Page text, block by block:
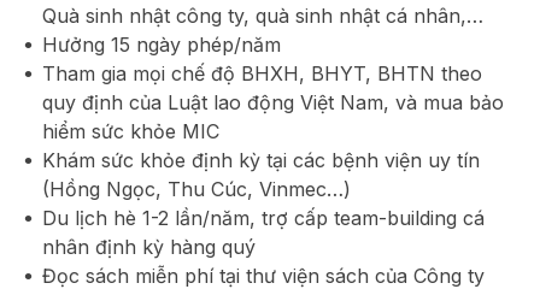
Quà sinh nhật công ty, quà sinh nhật cá nhân,…
Hưởng 15 ngày phép/năm
Tham gia mọi chế độ BHXH, BHYT, BHTN theo
quy định của Luật lao động Việt Nam, và mua bảo
hiểm sức khỏe MIC
Khám sức khỏe định kỳ tại các bệnh viện uy tín
(Hồng Ngọc, Thu Cúc, Vinmec…)
Du lịch hè 1-2 lần/năm, trợ cấp team-building cá
nhân định kỳ hàng quý
Đọc sách miễn phí tại thư viện sách của Công ty